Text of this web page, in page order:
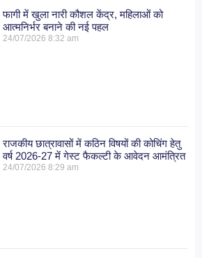
फागी में खुला नारी कौशल केंद्र, महिलाओं को
आत्मनिर्भर बनाने की नई पहल
24/07/20268:32 am
राजकीय छात्रावासों में कठिन विषयों की कोचिंग हेतु
वर्ष 2026-27 में गेस्ट फैकल्टी के आवेदन आमंत्रित
24/07/20268:29 am